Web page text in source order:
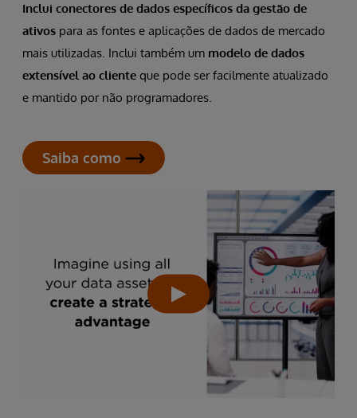
Inclui conectores de dados específicos da gestão de
ativos para as fontes e aplicações de dados de mercado
mais utilizadas. Inclui também um modelo de dados
extensível ao cliente que pode ser facilmente atualizado
e mantido por não programadores.
Saiba como